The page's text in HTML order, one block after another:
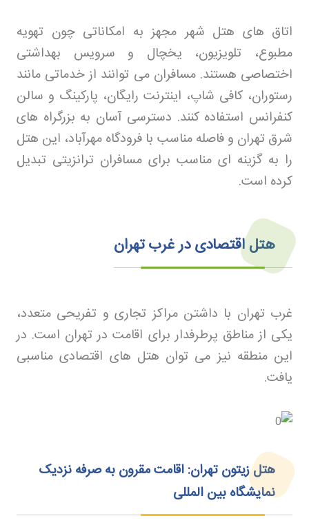
اتاق های هتل شهر مجهز به امکاناتی چون تهویه
مطبوع، تلویزیون، یخچال و سرویس بهداشتی
اختصاصی هستند. مسافران می توانند از خدماتی مانند
رستوران، کافی شاپ، اینترنت رایگان، پارکینگ و سالن
کنفرانس استفاده کنند. دسترسی آسان به بزرگراه های
شرق تهران و فاصله مناسب با فرودگاه مهرآباد، این هتل
را به گزینه ای مناسب برای مسافران ترانزیتی تبدیل
کرده است.
هتل‌ اقتصادی در غرب تهران
غرب تهران با داشتن مراکز تجاری و تفریحی متعدد،
یکی از مناطق پرطرفدار برای اقامت در تهران است. در
این منطقه نیز می توان هتل های اقتصادی مناسبی
یافت.
هتل زیتون تهران: اقامت مقرون به صرفه نزدیک
نمایشگاه بین‌ المللی